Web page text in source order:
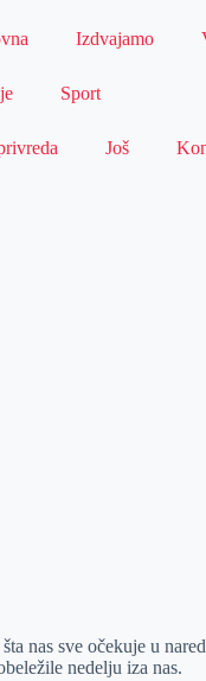
Izdvajamo
Sport
Još
nas sve očekuje u
nedelju iza nas.